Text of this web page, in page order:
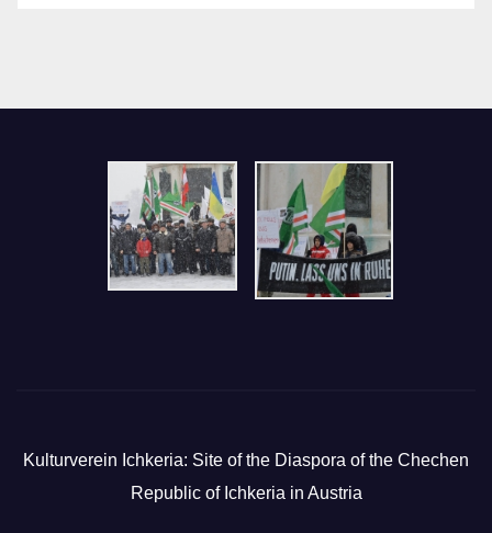
Kulturverein Ichkeria: Site of the Diaspora of the Chechen
Republic of Ichkeria in Austria